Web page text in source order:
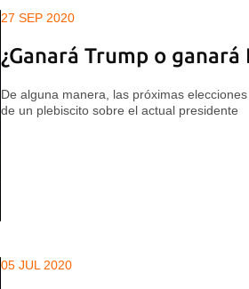
27 SEP 2020
¿Ganará Trump o ganará
De alguna manera, las próximas
de un plebiscito sobre el actual presidente
05 JUL 2020